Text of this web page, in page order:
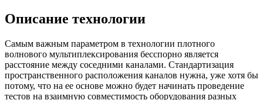
Описание технологии
Самым важным параметром в технологии плотного
волнового мультиплексирования бесспорно является
расстояние между соседними каналами. Стандартизация
пространственного расположения каналов нужна, уже хотя бы
потому, что на ее основе можно будет начинать проведение
тестов на взаимную совместимость оборудования разных